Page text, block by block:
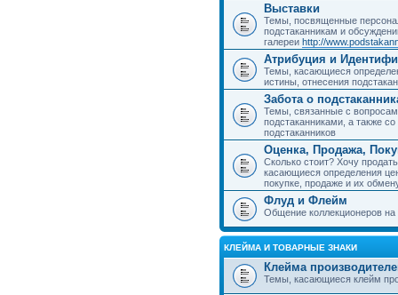
Выставки
Темы, посвященные
подстаканникам и
галереи http://
Атрибуция и
Темы, касающиеся
истины, отнесения
Забота о
Темы, связанные с
подстаканниками, а также
подстаканников
Оценка, Продажа,
Сколько стоит? Хочу
касающиеся определения
покупке, продаже и их
Флуд и Флейм
Общение коллекционеров
КЛЕЙМА И ТОВАРНЫЕ ЗНАКИ
Клейма
Темы, касающиеся клейм